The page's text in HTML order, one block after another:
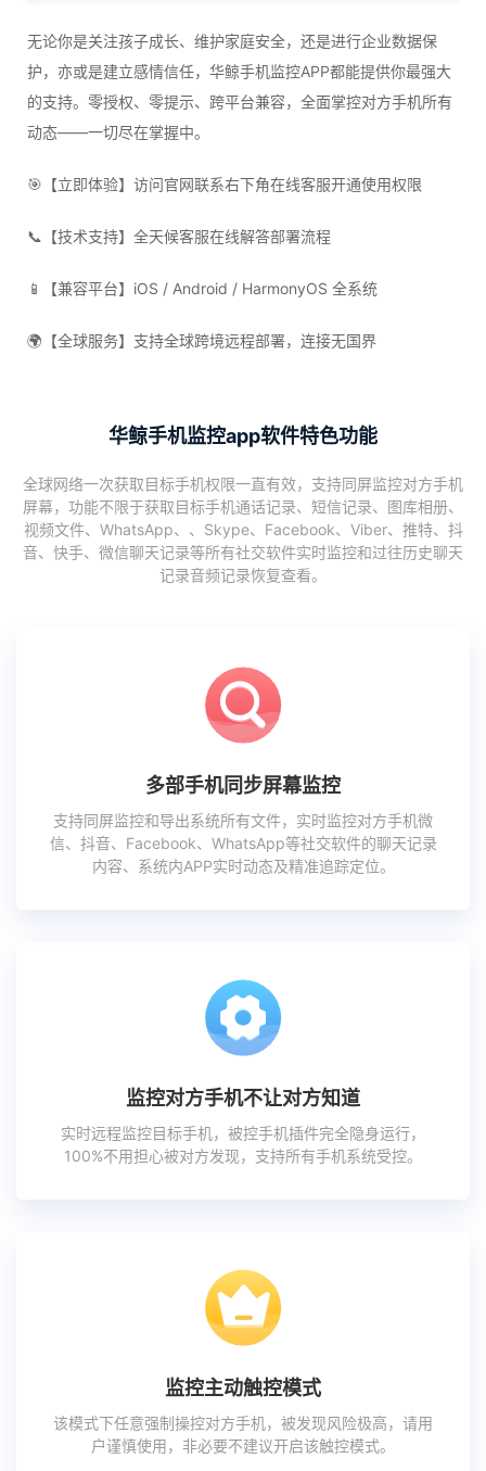
无论你是关注孩子成长、维护家庭安全，还是进行企业数据保
护，亦或是建立感情信任，华鲸手机监控APP都能提供你最强大
的支持。零授权、零提示、跨平台兼容，全面掌控对方手机所有
动态——一切尽在掌握中。
🎯【立即体验】访问官网联系右下角在线客服开通使用权限
📞【技术支持】全天候客服在线解答部署流程
📱【兼容平台】iOS / Android / HarmonyOS 全系统
🌍【全球服务】支持全球跨境远程部署，连接无国界
华鲸手机监控app软件特色功能
全球网络一次获取目标手机权限一直有效，支持同屏监控对方手机
屏幕，功能不限于获取目标手机通话记录、短信记录、图库相册、
视频文件、WhatsApp、、Skype、Facebook、Viber、推特、抖
音、快手、微信聊天记录等所有社交软件实时监控和过往历史聊天
记录音频记录恢复查看。
多部手机同步屏幕监控
支持同屏监控和导出系统所有文件，实时监控对方手机微
信、抖音、Facebook、WhatsApp等社交软件的聊天记录
内容、系统内APP实时动态及精准追踪定位。
监控对方手机不让对方知道
实时远程监控目标手机，被控手机插件完全隐身运行，
100%不用担心被对方发现，支持所有手机系统受控。
监控主动触控模式
该模式下任意强制操控对方手机，被发现风险极高，请用
户谨慎使用，非必要不建议开启该触控模式。